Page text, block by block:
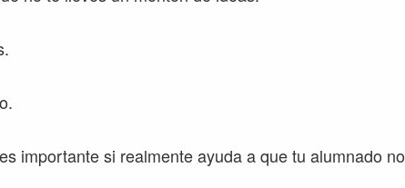
importante si realmente ayuda a que tu alumnado no